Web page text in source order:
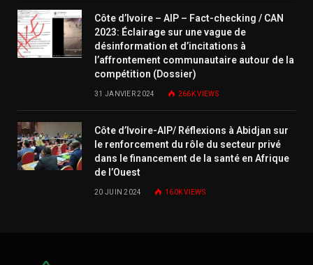
Côte d’Ivoire – AIP – Fact-checking / CAN
2023: Éclairage sur une vague de
désinformation et d’incitations à
l’affrontement communautaire autour de la
compétition (Dossier)
31 JANVIER 2024 266KVIEWS
Côte d’Ivoire-AIP/ Réflexions à Abidjan sur
le renforcement du rôle du secteur privé
dans le financement de la santé en Afrique
de l’Ouest
20 JUIN 2024 160KVIEWS